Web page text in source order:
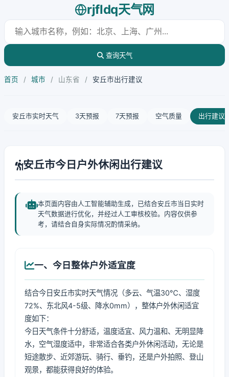
rjfldq天气网
查询天气
首页 / 城市 / 山东省 / 安丘市出行建议
安丘市实时天气 3天预报 7天预报 空气质量 出行建议
安丘市今日户外休闲出行建议
本页面内容由人工智能辅助生成，已结合安丘市当日实时
天气数据进行优化，并经过人工审核校验。内容仅供参
考，请结合自身实际情况酌情采纳。
一、今日整体户外适宜度
结合今日安丘市实时天气情况（多云、气温30℃、湿度
72%、东北风4-5级、降水0mm），整体户外休闲适宜
度如下：
今日天气条件十分舒适，温度适宜、风力温和、无明显降
水，空气湿度适中，非常适合各类户外休闲活动，无论是
短途散步、近郊游玩、骑行、垂钓，还是户外拍照、登山
观景，都能获得良好的体验。